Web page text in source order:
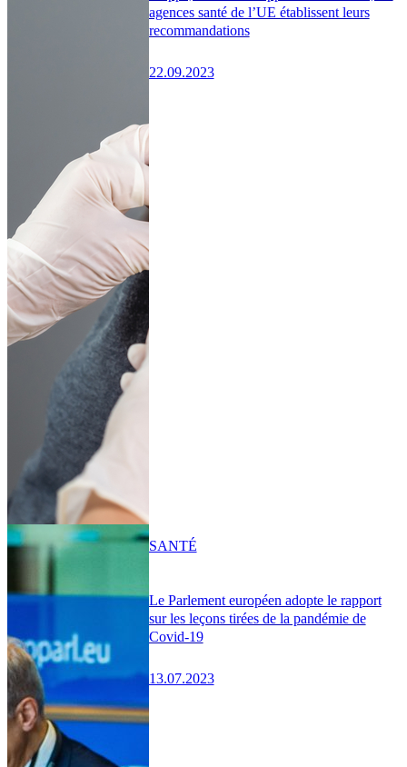
agences santé de l’UE établissent leurs
recommandations
22.09.2023
Le Parlement européen adopte le rapport
sur les leçons tirées de la pandémie de
Covid-19
13.07.2023
SANTÉ